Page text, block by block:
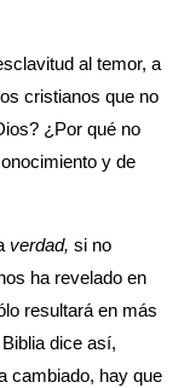
al temor, a
cristianos que no
¿Por qué no
y de
verdad, si no
ha revelado en
resultará en más
dice así,
cambiado, hay que